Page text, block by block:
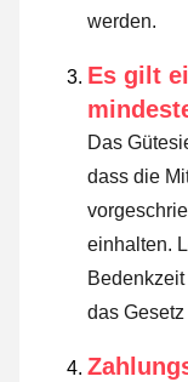
werden.
Es gilt
Das
dass die
einhalten.
das